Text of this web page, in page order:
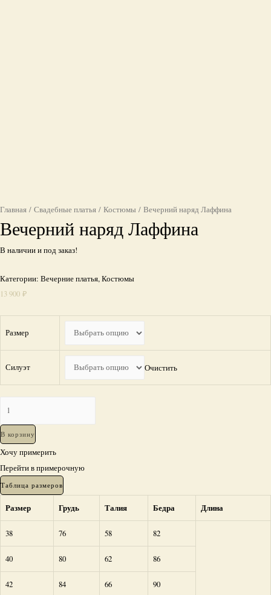
Главная / Свадебные платья / Костюмы / Вечерний наряд Лаффина
Вечерний наряд Лаффина
В наличии и под заказ!
Категории: Вечерние платья,Костюмы
13 900 ₽
Размер
Силуэт Очистить
наряд
Лаффина
В корзину
Хочу примерить
Перейти в примерочную
Таблица размеров
Размер Грудь Талия Бедра Длина
38 76 58 82
40 80 62 86
42 84 66 90